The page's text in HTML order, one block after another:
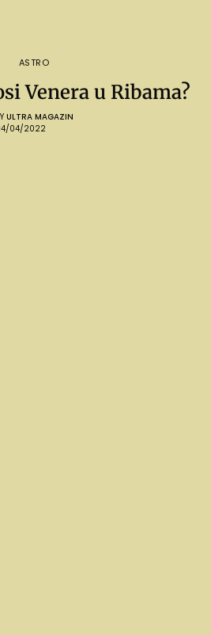
ASTRO
Venera u Ribama?
ULTRA MAGAZIN
04/2022